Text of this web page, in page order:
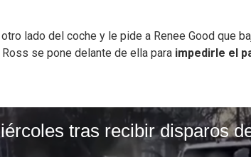
lado del coche y le pide a Renee Good que
se pone delante de ella para impedirle el